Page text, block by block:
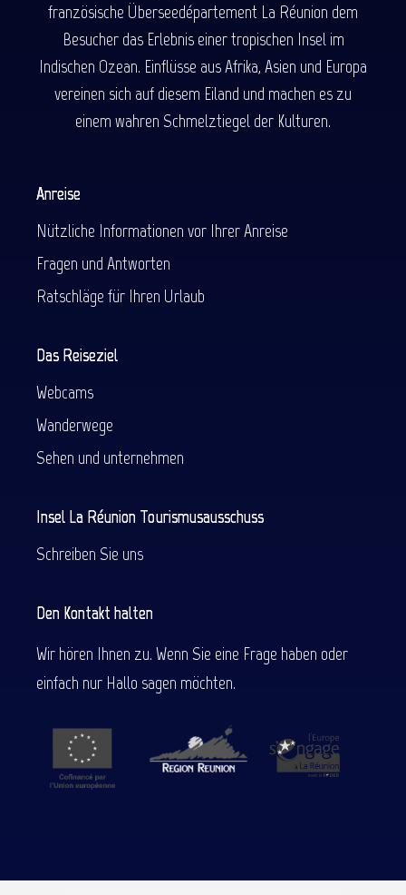
französische Überseedépartement La Réunion dem
Besucher das Erlebnis einer tropischen Insel im
Indischen Ozean. Einflüsse aus Afrika, Asien und Europa
vereinen sich auf diesem Eiland und machen es zu
einem wahren Schmelztiegel der Kulturen.
Anreise
Nützliche Informationen vor Ihrer Anreise
Fragen und Antworten
Ratschläge für Ihren Urlaub
Das Reiseziel
Webcams
Wanderwege
Sehen und unternehmen
Insel La Réunion Tourismusausschuss
Schreiben Sie uns
Den Kontakt halten
Wir hören Ihnen zu. Wenn Sie eine Frage haben oder
einfach nur Hallo sagen möchten.